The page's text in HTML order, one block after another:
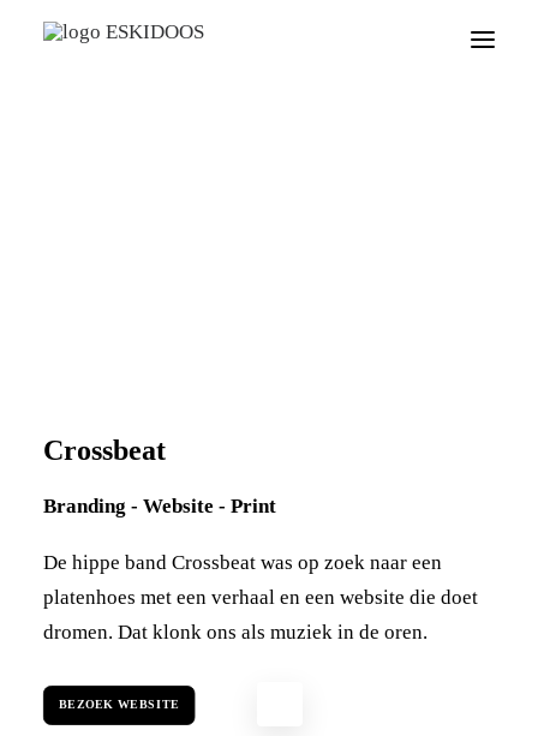
Crossbeat
Branding - Website - Print
De hippe band Crossbeat was op zoek naar een
platenhoes met een verhaal en een website die doet
dromen. Dat klonk ons als muziek in de oren.
BEZOEK WEBSITE